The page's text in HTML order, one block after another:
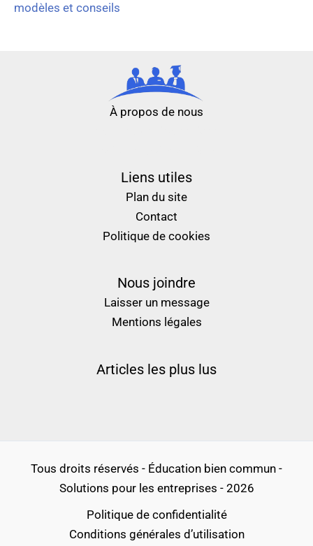
modèles et conseils
À propos de nous
Liens utiles
Plan du site
Contact
Politique de cookies
Nous joindre
Laisser un message
Mentions légales
Articles les plus lus
Tous droits réservés - Éducation bien commun -
Solutions pour les entreprises - 2026
Politique de confidentialité
Conditions générales d’utilisation